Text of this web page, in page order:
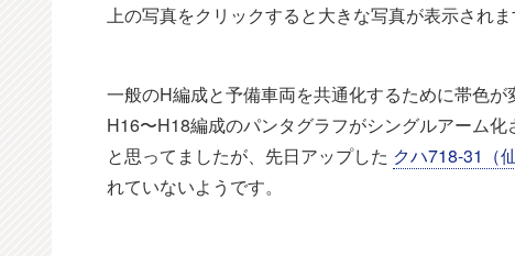
上の写真をクリックすると大きな写真が表示されま
一般のH編成と予備車両を共通化するために帯色が
H16〜H18編成のパンタグラフがシングルアーム
と思ってましたが、先日アップした クハ718-31（
れていないようです。